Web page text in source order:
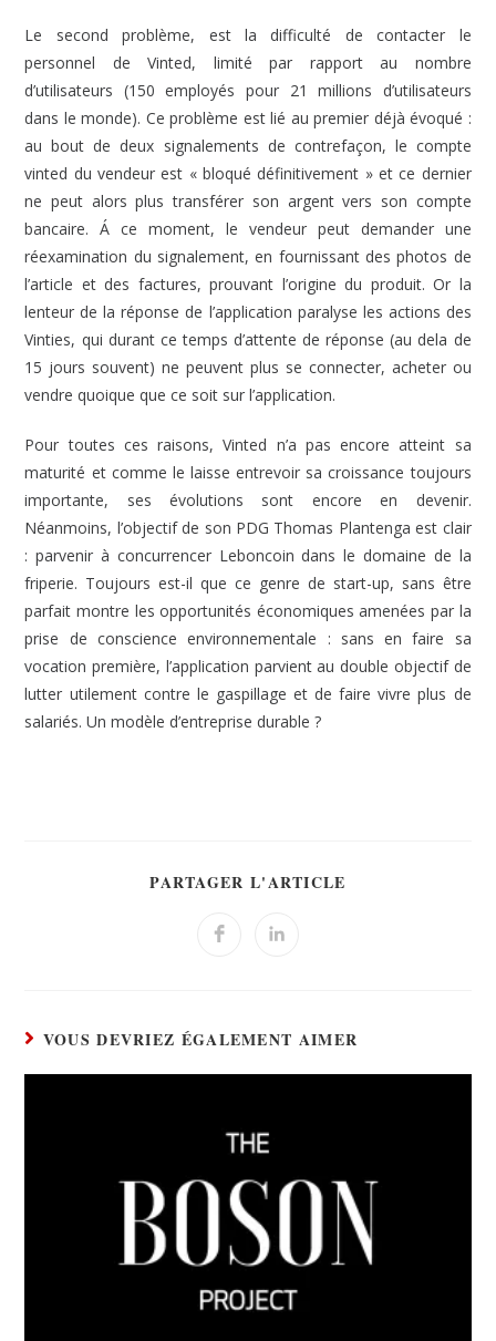
Le second problème, est la difficulté de contacter le
personnel de Vinted, limité par rapport au nombre
d’utilisateurs (150 employés pour 21 millions d’utilisateurs
dans le monde). Ce problème est lié au premier déjà évoqué :
au bout de deux signalements de contrefaçon, le compte
vinted du vendeur est « bloqué définitivement » et ce dernier
ne peut alors plus transférer son argent vers son compte
bancaire. Á ce moment, le vendeur peut demander une
réexamination du signalement, en fournissant des photos de
l’article et des factures, prouvant l’origine du produit. Or la
lenteur de la réponse de l’application paralyse les actions des
Vinties, qui durant ce temps d’attente de réponse (au dela de
15 jours souvent) ne peuvent plus se connecter, acheter ou
vendre quoique que ce soit sur l’application.
Pour toutes ces raisons, Vinted n’a pas encore atteint sa
maturité et comme le laisse entrevoir sa croissance toujours
importante, ses évolutions sont encore en devenir.
Néanmoins, l’objectif de son PDG Thomas Plantenga est clair
: parvenir à concurrencer Leboncoin dans le domaine de la
friperie. Toujours est-il que ce genre de start-up, sans être
parfait montre les opportunités économiques amenées par la
prise de conscience environnementale : sans en faire sa
vocation première, l’application parvient au double objectif de
lutter utilement contre le gaspillage et de faire vivre plus de
salariés. Un modèle d’entreprise durable ?
PARTAGER L'ARTICLE
VOUS DEVRIEZ ÉGALEMENT AIMER